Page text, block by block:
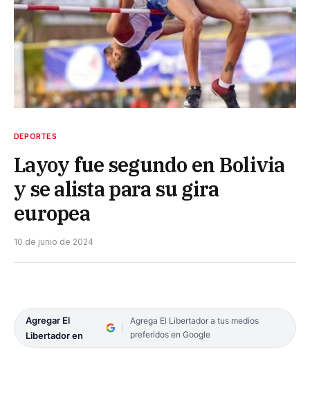
DEPORTES
Layoy fue segundo en Bolivia
y se alista para su gira
europea
10 de junio de 2024
Agregar El
Libertador en
Agrega El Libertador a tus medios
preferidos en Google